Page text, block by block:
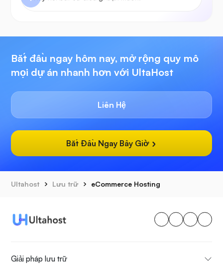
Bắt đầu ngay hôm nay, mở rộng quy mô
mọi dự án nhanh hơn với UltaHost
Liên Hệ
Bắt Đầu Ngay Bây Giờ
Ultahost Lưu trữ eCommerce Hosting
Giải pháp lưu trữ